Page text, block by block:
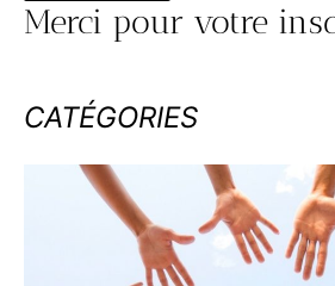
Merci pour votre
CATÉGORIES